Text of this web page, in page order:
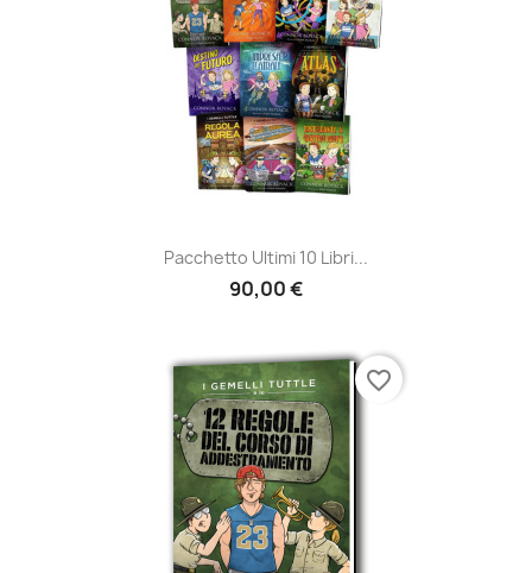
Pacchetto Ultimi 10 Libri...
90,00 €
favorite_border